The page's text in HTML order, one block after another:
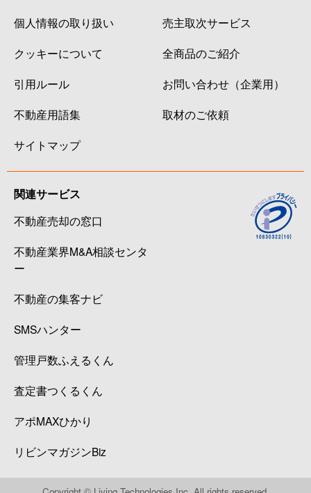
淀生津町
3,000万円
淀生津町
2,600万円
淀生津町
1,400万円
淀
淀生津町
1,100万円
淀樋爪町
板橋学区
丹波橋
板橋学区
板橋学区
板橋学区
板橋学区
板橋学区
6,500万円 伏見桃山
個人情報の取り扱い
クッキーについて
引用ルール
不動産用語集
サイトマップ
売主取次サービス
全商品のご紹介
お問い合わせ（企業用）
取材のご依頼
関連サービス
不動産売却の窓口
不動産業界M&A相談センタ
ー
不動産の集客ナビ
SMSハンター
管理戸数ふえるくん
査定書つくるくん
アポMAXひかり
リビンマガジンBiz